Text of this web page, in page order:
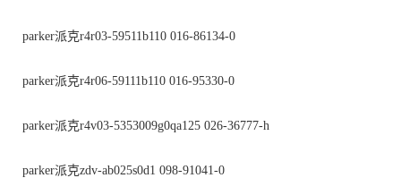
parker派克r4r03-59511b110 016-86134-0
parker派克r4r06-59111b110 016-95330-0
parker派克r4v03-5353009g0qa125 026-36777-h
parker派克zdv-ab025s0d1 098-91041-0